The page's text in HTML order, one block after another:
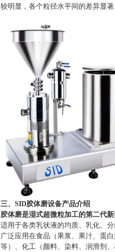
较明显，各个粒径水平间的差异显
三、SID胶体磨设备产品介绍
胶体磨是湿式超微粒加工的第二代
适用于各类乳状液的均质、乳化、分
广泛应用在食品（果浆、果汁、蛋
等）、化工（颜料、染料、润滑剂